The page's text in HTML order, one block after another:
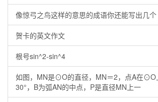
像惊弓之鸟这样的意思的成语你还能写出几个
贺卡的英文作文
根号sin^2-sin^4
如图，MN是⊙O的直径，MN＝2，点A在
30°，B为弧AN的中点，P是直径MN上一